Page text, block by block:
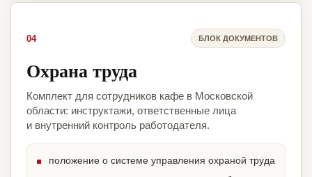
04 БЛОК ДОКУМЕНТОВ
Охрана труда
Комплект для сотрудников кафе в Московской
области: инструктажи, ответственные лица
и внутренний контроль работодателя.
положение о системе управления охраной труда